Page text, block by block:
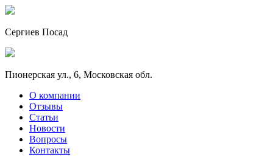
Сергиев Посад
Пионерская ул., 6, Московская обл.
О компании
Отзывы
Статьи
Новости
Вопросы
Контакты